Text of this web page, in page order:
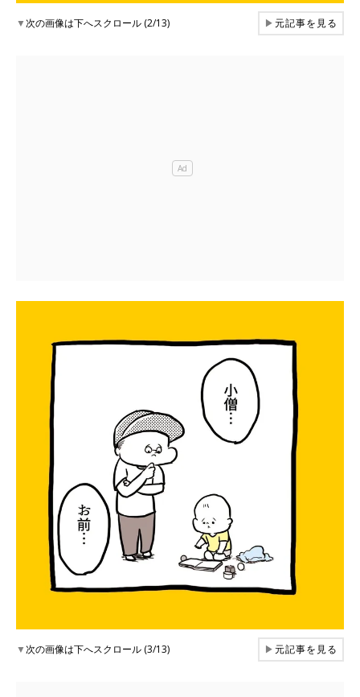
▼次の画像は下へスクロール (2/13) ▶元記事を見る
▼次の画像は下へスクロール (3/13) ▶元記事を見る